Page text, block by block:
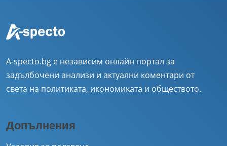
A-specto.bg е независим онлайн портал за
задълбочени анализи и актуални коментари от
света на политиката, икономиката и обществото.
Допълнения